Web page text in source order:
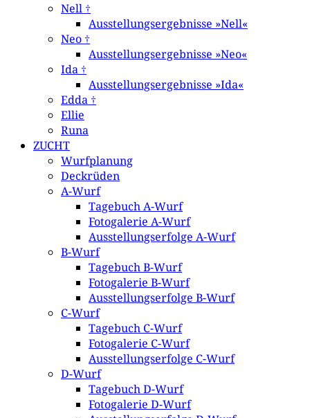
Nell †
Ausstellungsergebnisse »Nell«
Neo †
Ausstellungsergebnisse »Neo«
Ida †
Ausstellungsergebnisse »Ida«
Edda †
Ellie
Runa
ZUCHT
Wurfplanung
Deckrüden
A-Wurf
Tagebuch A-Wurf
Fotogalerie A-Wurf
Ausstellungserfolge A-Wurf
B-Wurf
Tagebuch B-Wurf
Fotogalerie B-Wurf
Ausstellungserfolge B-Wurf
C-Wurf
Tagebuch C-Wurf
Fotogalerie C-Wurf
Ausstellungserfolge C-Wurf
D-Wurf
Tagebuch D-Wurf
Fotogalerie D-Wurf